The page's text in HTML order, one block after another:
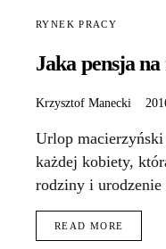
RYNEK PRACY
Jaka pensja
Krzysztof Manecki
Urlop
każdej kobiety,
rodziny i
READ MORE